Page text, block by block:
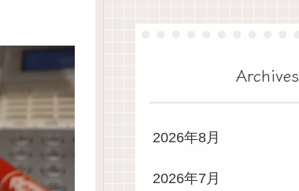
Archives
2026年8月
2026年7月